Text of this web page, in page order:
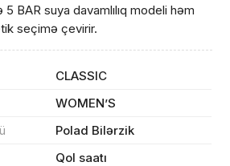
BAR suya davamlılıq modeli həm
seçimə çevirir.
CLASSIC
WOMEN’S
Polad Bilərzik
Qol saatı